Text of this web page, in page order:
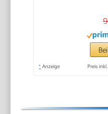
* Anzeige Preis